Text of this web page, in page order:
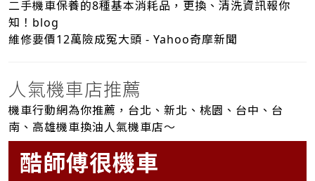
二手機車保養的8種基本消耗品，更換、清洗資訊報你
知！blog
維修要價12萬險成冤大頭 - Yahoo奇摩新聞
人氣機車店推薦
機車行動網為你推薦，台北、新北、桃園、台中、台
南、高雄機車換油人氣機車店～
酷師傅很機車